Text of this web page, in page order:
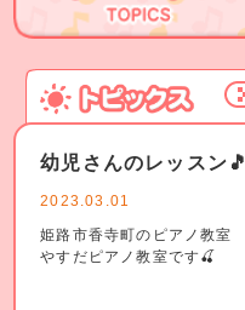
幼児さんのレッスン🎵
2023.03.01
姫路市香寺町のピアノ教室
やすだピアノ教室です🍒